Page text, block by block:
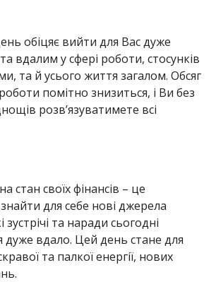
обіцяє вийти для Вас дуже
вдалим у сфері роботи, стосунків
та й усього життя загалом. Обсяг
помітно знизиться, і Ви без
розв’язуватимете всі
стан своїх фінансів – це
для себе нові джерела
зустрічі та наради сьогодні
дуже вдало. Цей день стане для
та палкої енергії, нових